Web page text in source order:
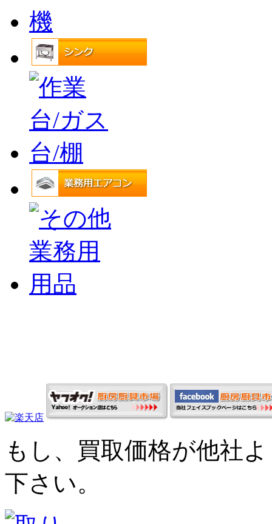
もし、買取価格が他社
下さい。